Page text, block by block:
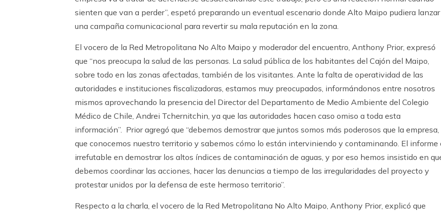
sienten que van a perder”, espetó preparando un eventual escenario donde Alto Maipo pudiera lanzar
una campaña comunicacional para revertir su mala reputación en la zona.
El vocero de la Red Metropolitana No Alto Maipo y moderador del encuentro, Anthony Prior, expresó
que “nos preocupa la salud de las personas. La salud pública de los habitantes del Cajón del Maipo,
sobre todo en las zonas afectadas, también de los visitantes. Ante la falta de operatividad de las
autoridades e instituciones fiscalizadoras, estamos muy preocupados, informándonos entre nosotros
mismos aprovechando la presencia del Director del Departamento de Medio Ambiente del Colegio
Médico de Chile, Andrei Tchernitchin, ya que las autoridades hacen caso omiso a toda esta
información”. Prior agregó que “debemos demostrar que juntos somos más poderosos que la empresa,
que conocemos nuestro territorio y sabemos cómo lo están interviniendo y contaminando. El informe
irrefutable en demostrar los altos índices de contaminación de aguas, y por eso hemos insistido en
debemos coordinar las acciones, hacer las denuncias a tiempo de las irregularidades del proyecto y
protestar unidos por la defensa de este hermoso territorio”.
Respecto a la charla, el vocero de la Red Metropolitana No Alto Maipo, Anthony Prior, explicó que